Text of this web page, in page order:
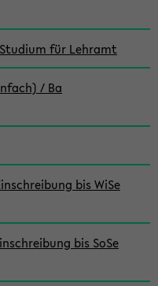
für Lehramt
/ Ba
bis WiSe
bis SoSe